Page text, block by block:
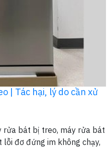
| Tác hại, lý do cần xử
rửa bát bị treo, máy rửa bát
đơ đứng im không chạy,